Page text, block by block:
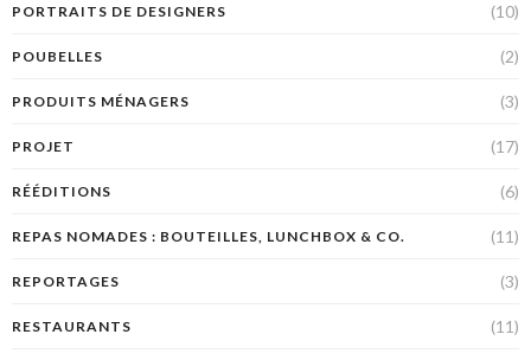
PORTRAITS DE DESIGNERS (10)
POUBELLES (2)
PRODUITS MÉNAGERS (3)
PROJET (17)
RÉÉDITIONS (6)
REPAS NOMADES : BOUTEILLES, LUNCHBOX & CO. (11)
REPORTAGES (3)
RESTAURANTS (11)